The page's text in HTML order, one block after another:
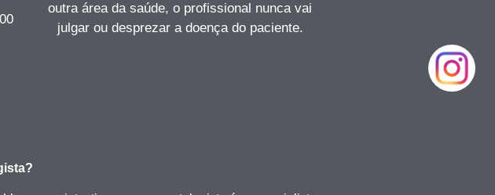
outra área da saúde, o profissional nunca vai
julgar ou desprezar a doença do paciente.